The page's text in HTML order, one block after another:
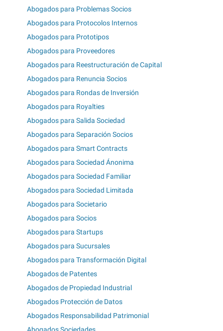
Abogados para Problemas Socios
Abogados para Protocolos Internos
Abogados para Prototipos
Abogados para Proveedores
Abogados para Reestructuración de Capital
Abogados para Renuncia Socios
Abogados para Rondas de Inversión
Abogados para Royalties
Abogados para Salida Sociedad
Abogados para Separación Socios
Abogados para Smart Contracts
Abogados para Sociedad Ánonima
Abogados para Sociedad Familiar
Abogados para Sociedad Limitada
Abogados para Societario
Abogados para Socios
Abogados para Startups
Abogados para Sucursales
Abogados para Transformación Digital
Abogados de Patentes
Abogados de Propiedad Industrial
Abogados Protección de Datos
Abogados Responsabilidad Patrimonial
Abogados Sociedades